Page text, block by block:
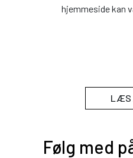
hjemmeside kan
LÆS
Følg med